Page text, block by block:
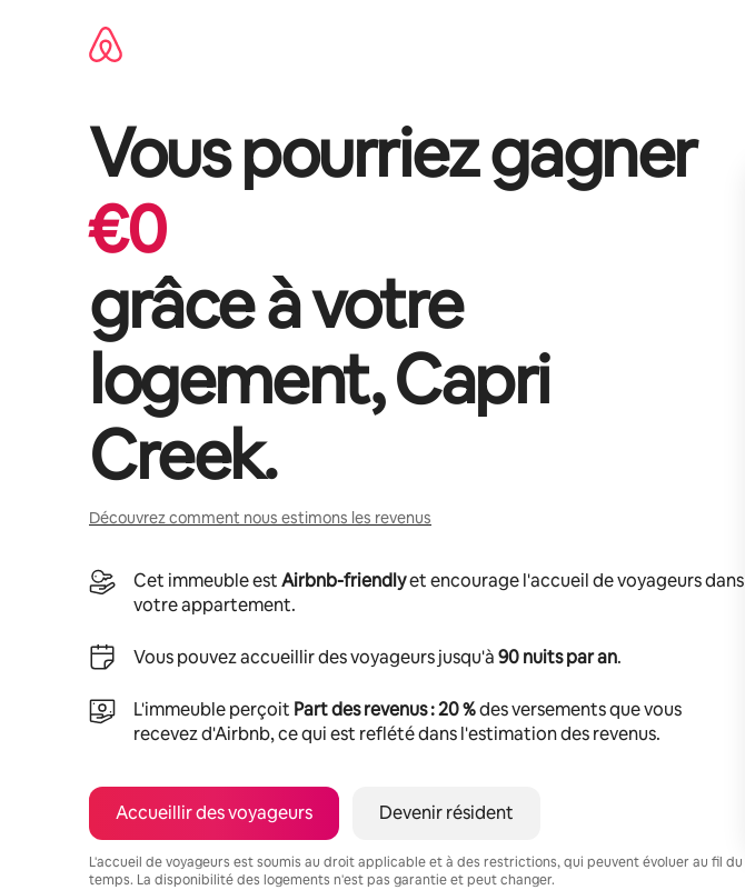
Vous pourriez gagner
€0
grâce à votre
logement,Capri
Creek.
Découvrez comment nous estimons les revenus
Cet immeuble estAirbnb-friendlyet encourage l'accueil de voyageurs dans
votre appartement.
Vous pouvez accueillir des voyageurs jusqu'à90 nuits par an.
L'immeuble perçoit Part des revenus : 20 %des versements que vous
recevez d'Airbnb, ce qui est reflété dans l'estimation des revenus.
Accueillir des voyageurs Devenir résident
L'accueil de voyageurs est soumis au droit applicable et à des restrictions, qui peuvent évoluer au fil du
temps. La disponibilité des logements n'est pas garantie et peut changer.